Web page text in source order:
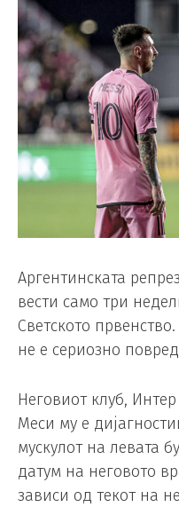
Аргентинската
вести само три
Светското
не е сериозно
Неговиот клуб,
Меси му е
мускулот на левата
датум на неговото
зависи од текот на